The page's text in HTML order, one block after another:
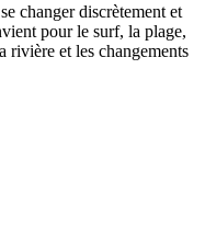
changer discrètement et
pour le surf, la plage,
rivière et les changements